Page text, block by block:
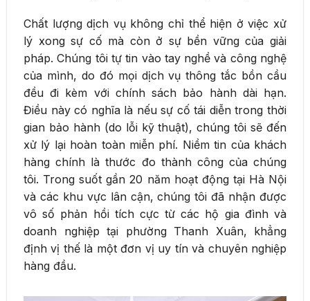
Chất lượng dịch vụ không chỉ thể hiện ở việc xử
lý xong sự cố mà còn ở sự bền vững của giải
pháp. Chúng tôi tự tin vào tay nghề và công nghệ
của mình, do đó mọi dịch vụ thông tắc bồn cầu
đều đi kèm với chính sách bảo hành dài hạn.
Điều này có nghĩa là nếu sự cố tái diễn trong thời
gian bảo hành (do lỗi kỹ thuật), chúng tôi sẽ đến
xử lý lại hoàn toàn miễn phí. Niềm tin của khách
hàng chính là thước đo thành công của chúng
tôi. Trong suốt gần 20 năm hoạt động tại Hà Nội
và các khu vực lân cận, chúng tôi đã nhận được
vô số phản hồi tích cực từ các hộ gia đình và
doanh nghiệp tại phường Thanh Xuân, khẳng
định vị thế là một đơn vị uy tín và chuyên nghiệp
hàng đầu.